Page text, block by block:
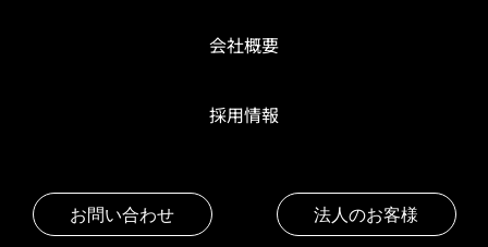
会社概要
採用情報
お問い合わせ 法人のお客様